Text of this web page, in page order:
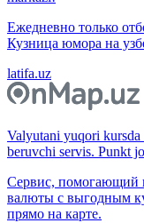
Ежедневно только
Кузница юмора на
latifa.uz
Valyutani yuqori
beruvchi servis. Punkt
Сервис, помогающий
валюты с выгодным
прямо на карте.